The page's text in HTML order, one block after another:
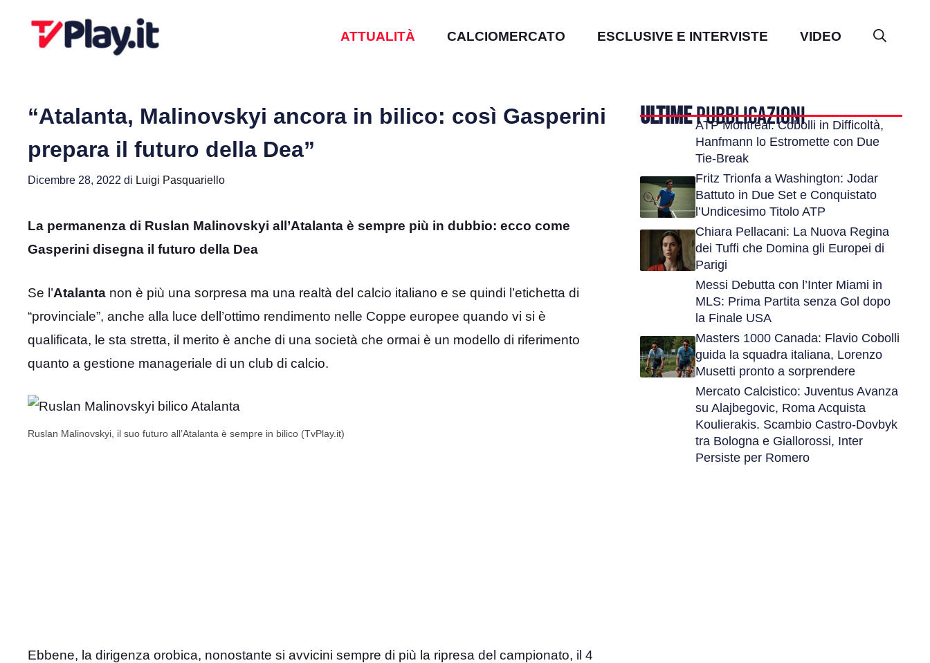
ATTUALITÀ CALCIOMERCATO ESCLUSIVE E INTERVISTE VIDEO
“Atalanta, Malinovskyi ancora in bilico: così Gasperini
prepara il futuro della Dea”
Dicembre 28, 2022 di Luigi Pasquariello
La permanenza di Ruslan Malinovskyi all’Atalanta è sempre più in dubbio: ecco come
Gasperini disegna il futuro della Dea
Se l’Atalanta non è più una sorpresa ma una realtà del calcio italiano e se quindi l’etichetta di
“provinciale”, anche alla luce dell’ottimo rendimento nelle Coppe europee quando vi si è
qualificata, le sta stretta, il merito è anche di una società che ormai è un modello di riferimento
quanto a gestione manageriale di un club di calcio.
Ruslan Malinovskyi, il suo futuro all’Atalanta è sempre in bilico (TvPlay.it)
Ebbene, la dirigenza orobica, nonostante si avvicini sempre di più la ripresa del campionato, il 4
ULTIMEPUBBLICAZIONI
ATP Montreal: Cobolli in Difficoltà,
Hanfmann lo Estromette con Due
Tie-Break
Fritz Trionfa a Washington: Jodar
Battuto in Due Set e Conquistato
l’Undicesimo Titolo ATP
Chiara Pellacani: La Nuova Regina
dei Tuffi che Domina gli Europei di
Parigi
Messi Debutta con l’Inter Miami in
MLS: Prima Partita senza Gol dopo
la Finale USA
Masters 1000 Canada: Flavio Cobolli
guida la squadra italiana, Lorenzo
Musetti pronto a sorprendere
Mercato Calcistico: Juventus Avanza
su Alajbegovic, Roma Acquista
Koulierakis. Scambio Castro-Dovbyk
tra Bologna e Giallorossi, Inter
Persiste per Romero